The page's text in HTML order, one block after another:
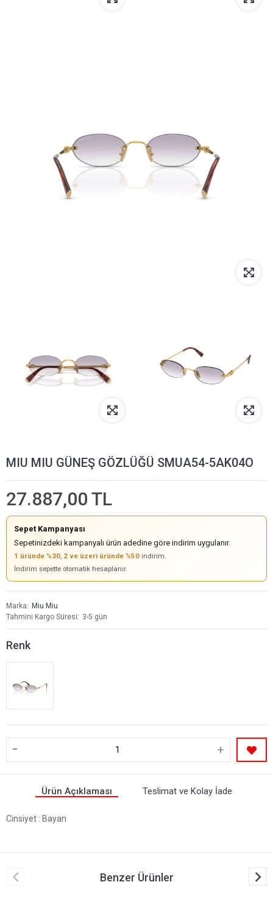
MIU MIU GÜNEŞ GÖZLÜĞÜ SMUA54-5AK04O
27.887,00 TL
Sepet Kampanyası
Sepetinizdeki kampanyalı ürün adedine göre indirim uygulanır.
1 üründe %30, 2 ve üzeri üründe %50 indirim.
İndirim sepette otomatik hesaplanır.
Marka
Miu Miu
Tahmini Kargo Süresi
3-5 gün
Renk
- +
Ürün Açıklaması Teslimat ve Kolay İade
Cinsiyet : Bayan
Benzer Ürünler